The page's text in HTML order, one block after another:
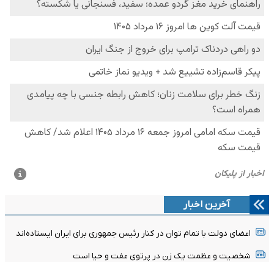
آخرین اخبار
اعضای دولت با تمام توان در کنار رئیس جمهوری برای ایران ایستاده‌اند
شخصیت و عظمت یک زن در پرتوی عفت و حیا است